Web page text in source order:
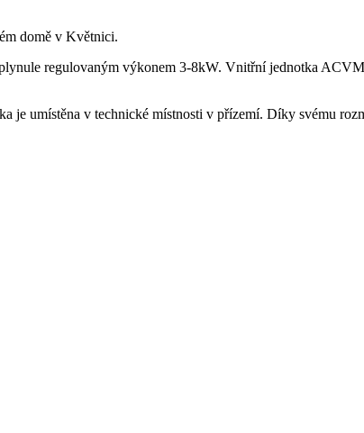
domě v Květnici.
regulovaným výkonem 3-8kW. Vnitřní jednotka
je umístěna v technické místnosti v přízemí. Díky svému